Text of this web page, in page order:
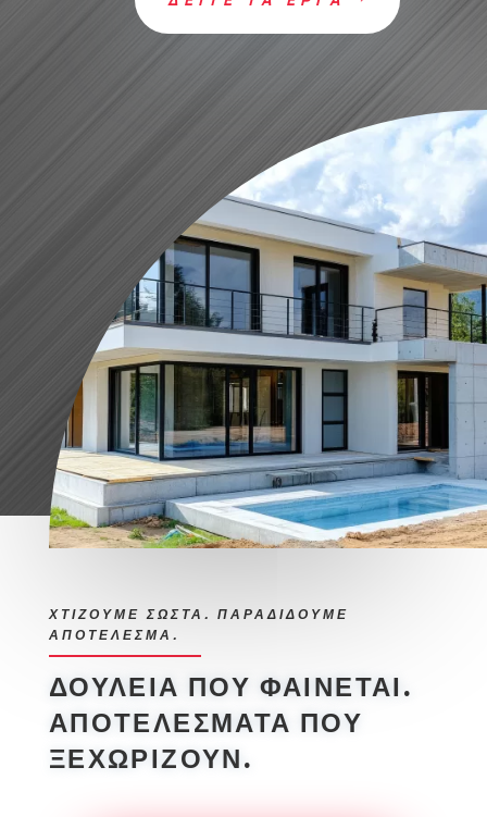
ΧΤΙΖΟΥΜΕ ΣΩΣΤΑ. ΠΑΡΑΔΙΔΟΥΜΕ
ΑΠΟΤΕΛΕΣΜΑ.
ΔΟΥΛΕΙΑ ΠΟΥ ΦΑΙΝΕΤΑΙ.
ΑΠΟΤΕΛΕΣΜΑΤΑ ΠΟΥ
ΞΕΧΩΡΙΖΟΥΝ.